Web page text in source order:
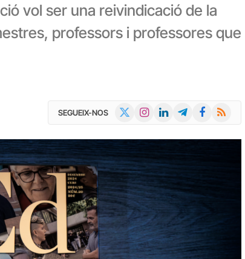
vol ser una reivindicació de la
professors i professores que
SEGUEIX-NOS InstagramLinkedInTelegramFacebook
RSS